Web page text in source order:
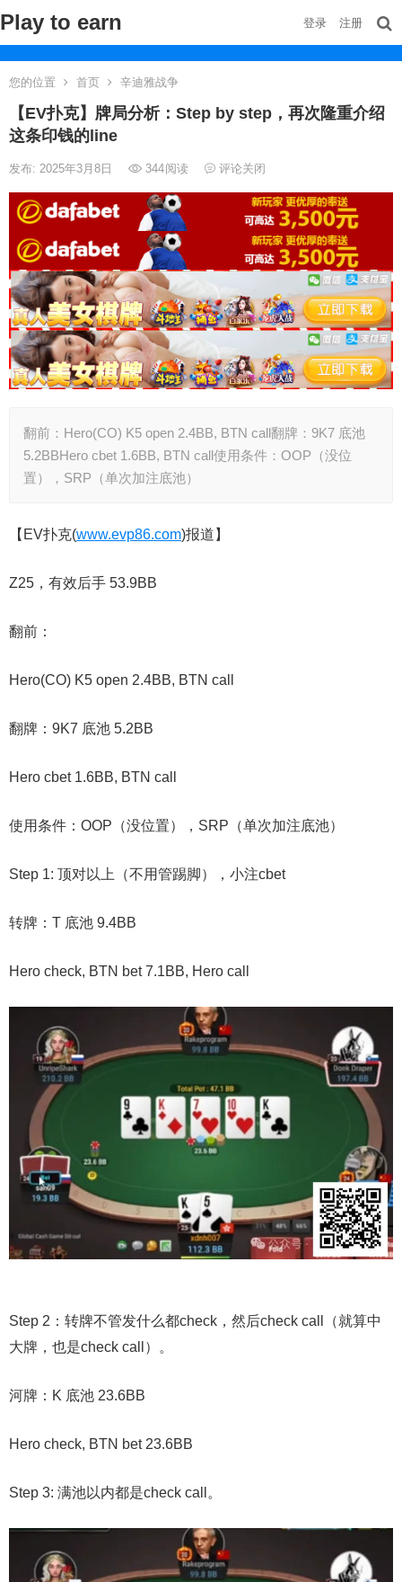
Play to earn 登录 注册
您的位置 首页 辛迪雅战争
【EV扑克】牌局分析：Step by step，再次隆重介绍
这条印钱的line
发布: 2025年3月8日 344阅读 评论关闭
翻前：Hero(CO) K5 open 2.4BB, BTN call翻牌：9K7 底池
5.2BBHero cbet 1.6BB, BTN call使用条件：OOP（没位
置），SRP（单次加注底池）
【EV扑克(www.evp86.com)报道】
Z25，有效后手 53.9BB
翻前：
Hero(CO) K5 open 2.4BB, BTN call
翻牌：9K7 底池 5.2BB
Hero cbet 1.6BB, BTN call
使用条件：OOP（没位置），SRP（单次加注底池）
Step 1: 顶对以上（不用管踢脚），小注cbet
转牌：T 底池 9.4BB
Hero check, BTN bet 7.1BB, Hero call
Step 2：转牌不管发什么都check，然后check call（就算中
大牌，也是check call）。
河牌：K 底池 23.6BB
Hero check, BTN bet 23.6BB
Step 3: 满池以内都是check call。